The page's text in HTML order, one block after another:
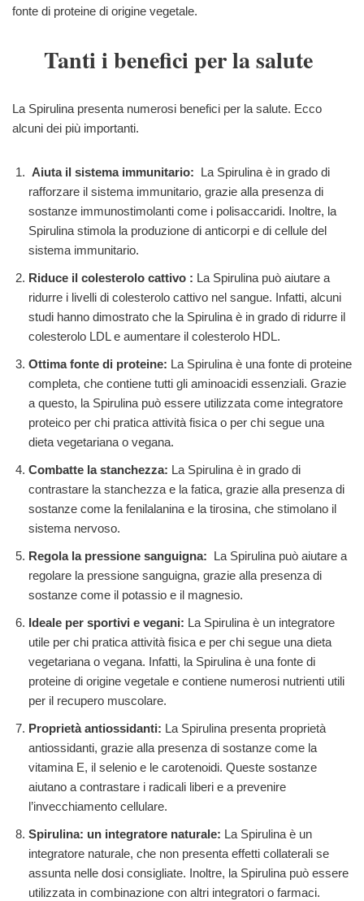
fonte di proteine di origine vegetale.
Tanti i benefici per la salute
La Spirulina presenta numerosi benefici per la salute. Ecco
alcuni dei più importanti.
Aiuta il sistema immunitario:
La Spirulina è in grado di
rafforzare il sistema immunitario, grazie alla presenza di
sostanze immunostimolanti come i polisaccaridi. Inoltre, la
Spirulina stimola la produzione di anticorpi e di cellule del
sistema immunitario.
Riduce il colesterolo cattivo : La Spirulina può aiutare a
ridurre i livelli di colesterolo cattivo nel sangue. Infatti, alcuni
studi hanno dimostrato che la Spirulina è in grado di ridurre il
colesterolo LDL e aumentare il colesterolo HDL.
Ottima fonte di proteine: La Spirulina è una fonte di proteine
completa, che contiene tutti gli aminoacidi essenziali. Grazie
a questo, la Spirulina può essere utilizzata come integratore
proteico per chi pratica attività fisica o per chi segue una
dieta vegetariana o vegana.
Combatte la stanchezza: La Spirulina è in grado di
contrastare la stanchezza e la fatica, grazie alla presenza di
sostanze come la fenilalanina e la tirosina, che stimolano il
sistema nervoso.
Regola la pressione sanguigna:
La Spirulina può aiutare a
regolare la pressione sanguigna, grazie alla presenza di
sostanze come il potassio e il magnesio.
Ideale per sportivi e vegani: La Spirulina è un integratore
utile per chi pratica attività fisica e per chi segue una dieta
vegetariana o vegana. Infatti, la Spirulina è una fonte di
proteine di origine vegetale e contiene numerosi nutrienti utili
per il recupero muscolare.
Proprietà antiossidanti: La Spirulina presenta proprietà
antiossidanti, grazie alla presenza di sostanze come la
vitamina E, il selenio e le carotenoidi. Queste sostanze
aiutano a contrastare i radicali liberi e a prevenire
l’invecchiamento cellulare.
Spirulina: un integratore naturale: La Spirulina è un
integratore naturale, che non presenta effetti collaterali se
assunta nelle dosi consigliate. Inoltre, la Spirulina può essere
utilizzata in combinazione con altri integratori o farmaci.